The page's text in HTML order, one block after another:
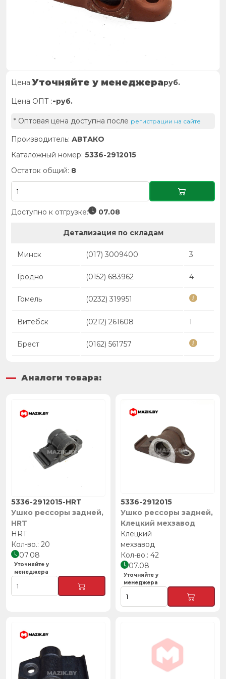
Цена:Уточняйте у менеджераруб.
Цена ОПТ :-руб.
* Оптовая цена доступна после регистрации на сайте
Производитель: АВТАКО
Каталожный номер: 5336-2912015
Остаток общий: 8
Доступно к отгрузке: 07.08
Детализация по складам
Минск (017) 3009400 3
Гродно (0152) 683962 4
Гомель (0232) 319951
Витебск (0212) 261608 1
Брест (0162) 561757
Аналоги товара:
Ушко рессоры задней,
HRT
5336-2912015-HRT
HRT
20
07.08
Уточняйте у
менеджера
Ушко рессоры задней,
Клецкий мехзавод
5336-2912015
Клецкий
мехзавод
42
07.08
Уточняйте у
менеджера